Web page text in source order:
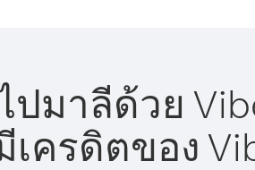
ปมาลีด้วย
ครดิตของ